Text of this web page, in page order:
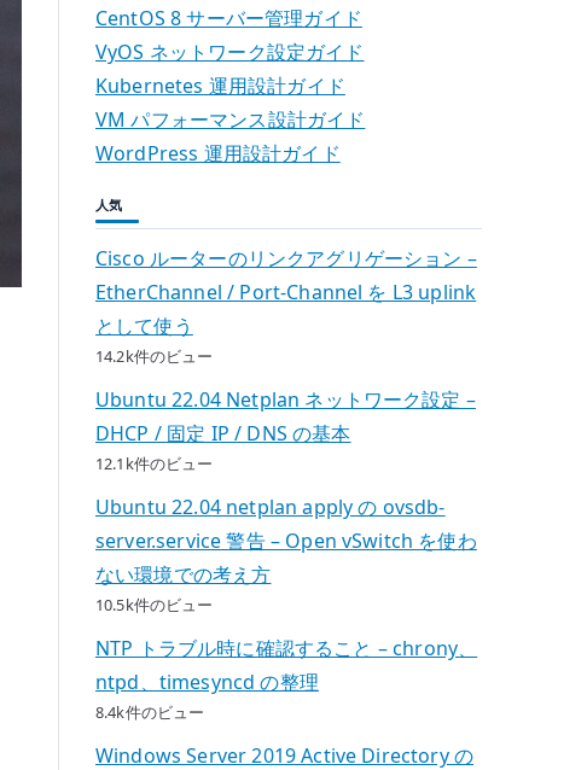
CentOS 8 サーバー管理ガイド
VyOS ネットワーク設定ガイド
Kubernetes 運用設計ガイド
VM パフォーマンス設計ガイド
WordPress 運用設計ガイド
人気
Cisco ルーターのリンクアグリゲーション –
EtherChannel / Port-Channel を L3 uplink
として使う
14.2k件のビュー
Ubuntu 22.04 Netplan ネットワーク設定 –
DHCP / 固定 IP / DNS の基本
12.1k件のビュー
Ubuntu 22.04 netplan apply の ovsdb-
server.service 警告 – Open vSwitch を使わ
ない環境での考え方
10.5k件のビュー
NTP トラブル時に確認すること – chrony、
ntpd、timesyncd の整理
8.4k件のビュー
Windows Server 2019 Active Directory の